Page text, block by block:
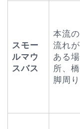
スモー
ルマウ
スバス
本流の
流れが
ある場
所、橋
脚周り